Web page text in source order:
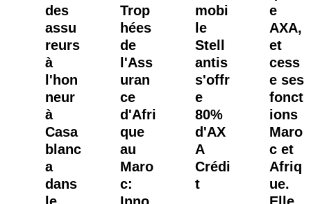
des
assu
reurs
à
l'hon
neur
à
Casa
blanc
a
dans
Trop
hées
de
l'Ass
uran
ce
d'Afri
que
au
Maro
c:
mobi
le
Stell
antis
s'offr
e
80%
d'AX
A
Crédi
t
e
AXA,
et
cess
e ses
fonct
ions
Maro
c et
Afriq
ue.